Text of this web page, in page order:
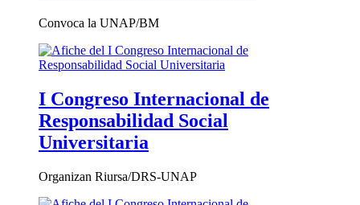
Convoca la UNAP/BM
I Congreso Internacional de
Responsabilidad Social
Universitaria
Organizan Riursa/DRS-UNAP